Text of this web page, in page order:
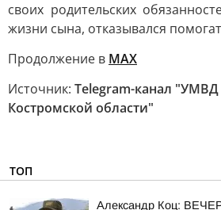
своих родительских
жизни сына, отказывался
Продолжение в МАХ
Источник: Telegram-канал "УМВД
Костромской области"
ТОП
Александр Коц: